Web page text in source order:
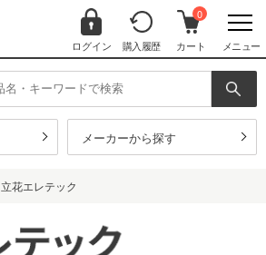
ログイン 購入履歴
0
カート メニュー
メーカーから探す
立花エレテック